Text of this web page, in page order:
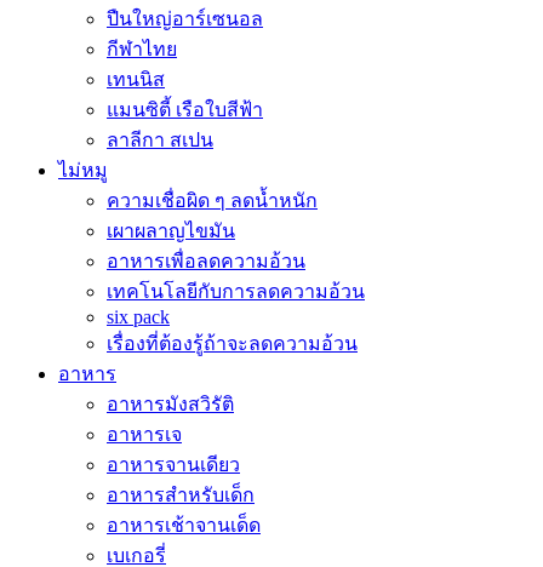
ปืนใหญ่อาร์เซนอล
กีฬาไทย
เทนนิส
แมนซิตี้ เรือใบสีฟ้า
ลาลีกา สเปน
ไม่หมู
ความเชื่อผิด ๆ ลดน้ำหนัก
เผาผลาญไขมัน
อาหารเพื่อลดความอ้วน
เทคโนโลยีกับการลดความอ้วน
six pack
เรื่องที่ต้องรู้ถ้าจะลดความอ้วน
อาหาร
อาหารมังสวิรัติ
อาหารเจ
อาหารจานเดียว
อาหารสำหรับเด็ก
อาหารเช้าจานเด็ด
เบเกอรี่